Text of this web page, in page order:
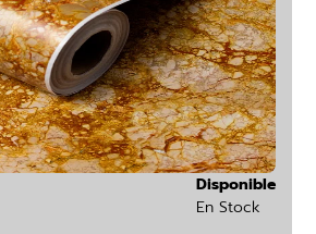
Disponible
En Stock